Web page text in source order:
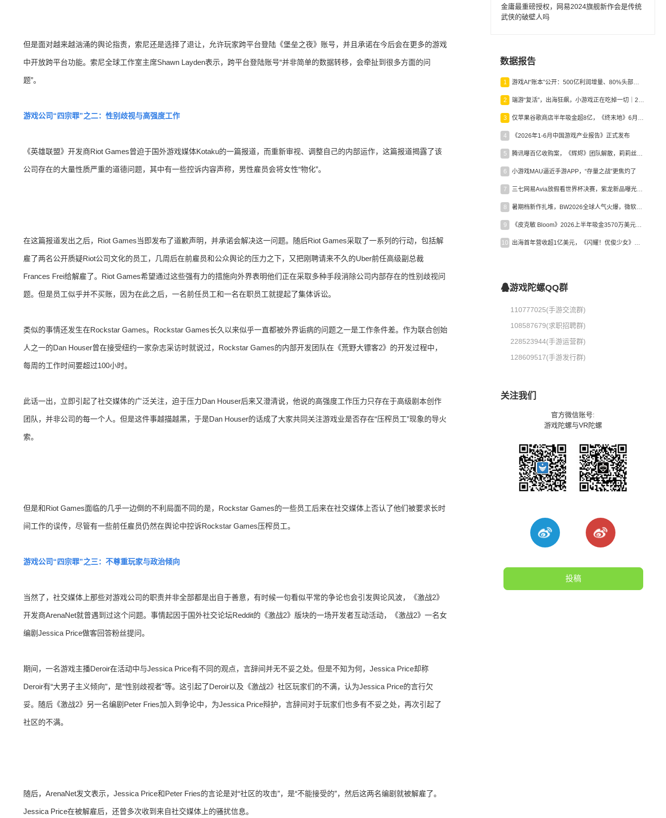
但是面对越来越汹涌的舆论指责，索尼还是选择了退让，允许玩家跨平台登陆《堡垒之夜》账号，并且承诺在今后会在更多的游戏
中开放跨平台功能。索尼全球工作室主席Shawn Layden表示，跨平台登陆账号“并非简单的数据转移，会牵扯到很多方面的问
题”。
游戏公司“四宗罪”之二：性别歧视与高强度工作
《英雄联盟》开发商Riot Games曾迫于国外游戏媒体Kotaku的一篇报道，而重新审视、调整自己的内部运作，这篇报道揭露了该
公司存在的大量性质严重的道德问题，其中有一些控诉内容声称，男性雇员会将女性“物化”。
在这篇报道发出之后，Riot Games当即发布了道歉声明，并承诺会解决这一问题。随后Riot Games采取了一系列的行动，包括解
雇了两名公开质疑Riot公司文化的员工，几周后在前雇员和公众舆论的压力之下，又把刚聘请来不久的Uber前任高级副总裁
Frances Frei给解雇了。Riot Games希望通过这些强有力的措施向外界表明他们正在采取多种手段消除公司内部存在的性别歧视问
题。但是员工似乎并不买账，因为在此之后，一名前任员工和一名在职员工就提起了集体诉讼。
类似的事情还发生在Rockstar Games。Rockstar Games长久以来似乎一直都被外界诟病的问题之一是工作条件差。作为联合创始
人之一的Dan Houser曾在接受纽约一家杂志采访时就说过，Rockstar Games的内部开发团队在《荒野大镖客2》的开发过程中，
每周的工作时间要超过100小时。
此话一出，立即引起了社交媒体的广泛关注，迫于压力Dan Houser后来又澄清说，他说的高强度工作压力只存在于高级剧本创作
团队，并非公司的每一个人。但是这件事越描越黑，于是Dan Houser的话成了大家共同关注游戏业是否存在“压榨员工”现象的导火
索。
但是和Riot Games面临的几乎一边倒的不利局面不同的是，Rockstar Games的一些员工后来在社交媒体上否认了他们被要求长时
间工作的误传，尽管有一些前任雇员仍然在舆论中控诉Rockstar Games压榨员工。
游戏公司“四宗罪”之三：不尊重玩家与政治倾向
当然了，社交媒体上那些对游戏公司的职责并非全部都是出自于善意，有时候一句看似平常的争论也会引发舆论风波，《激战2》
开发商ArenaNet就曾遇到过这个问题。事情起因于国外社交论坛Reddit的《激战2》版块的一场开发者互动活动，《激战2》一名女
编剧Jessica Price做客回答粉丝提问。
期间，一名游戏主播Deroir在活动中与Jessica Price有不同的观点，言辞间并无不妥之处。但是不知为何，Jessica Price却称
Deroir有“大男子主义倾向”，是“性别歧视者”等。这引起了Deroir以及《激战2》社区玩家们的不满，认为Jessica Price的言行欠
妥。随后《激战2》另一名编剧Peter Fries加入到争论中，为Jessica Price辩护，言辞间对于玩家们也多有不妥之处，再次引起了
社区的不满。
随后，ArenaNet发文表示，Jessica Price和Peter Fries的言论是对“社区的攻击”，是“不能接受的”，然后这两名编剧就被解雇了。
Jessica Price在被解雇后，还曾多次收到来自社交媒体上的骚扰信息。
金庸最重磅授权，网易2024旗舰新作会是传统
武侠的破壁人吗
数据报告
1 游戏AI“账本”公开：500亿利润增量、80%头部入局，谁在闷声发财？
2 端游“复活”，出海狂飙，小游戏正在吃掉一切｜2026上半年产业报告
3 仅苹果谷歌商店半年吸金超8亿，《终末地》6月份收入显著回暖
4 《2026年1-6月中国游戏产业报告》正式发布
5 腾讯曝百亿收购案，《辉烬》团队解散，莉莉丝新作曝光｜陀螺周报
6 小游戏MAU逼近手游APP，“存量之战”更焦灼了
7 三七网易Avia放假看世界杯决赛，紫龙新品曝光，米哈游新作上线 | 陀螺周报
8 暑期档新作扎堆，BW2026全球人气火爆，微软XBOX大裁员|陀螺周报
9 《皮克敏 Bloom》2026上半年吸金3570万美元，中国台湾成最大市场
10 出海首年营收超1亿美元，《闪耀！优俊少女》美国市场占比达七成
游戏陀螺QQ群
110777025(手游交流群)
108587679(求职招聘群)
228523944(手游运营群)
128609517(手游发行群)
关注我们
官方微信账号:
游戏陀螺与VR陀螺
投稿